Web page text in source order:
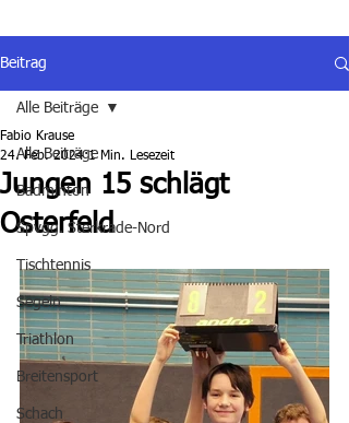
Beitrag
Alle Beiträge
Badminton
Spvgg. Sterkrade-Nord
Tischtennis
Segeln
Triathlon
Breitensport
Schach
Alle Beiträge
Jungen 15 schlägt
Osterfeld
Fabio Krause
24. Feb. 2024 1 Min. Lesezeit